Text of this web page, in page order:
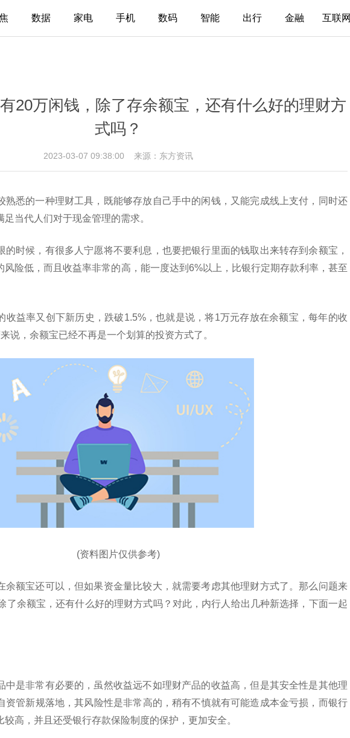
数据 家电 手机 数码 智能 出行 金融 互联网
20万闲钱，除了存余额宝，还有什么好的理财方
式吗？
2023-03-07 09:38:00 来源：东方资讯
熟悉的一种理财工具，既能够存放自己手中的闲钱，又能完成线上支付，同时还
当代人们对于现金管理的需求。
的时候，有很多人宁愿将不要利息，也要把银行里面的钱取出来转存到余额宝，
风险低，而且收益率非常的高，能一度达到6%以上，比银行定期存款利率，甚至
收益率又创下新历史，跌破1.5%，也就是说，将1万元存放在余额宝，每年的收
说，余额宝已经不再是一个划算的投资方式了。
(资料图片仅供参考)
余额宝还可以，但如果资金量比较大，就需要考虑其他理财方式了。那么问题来
了余额宝，还有什么好的理财方式吗？对此，内行人给出几种新选择，下面一起
中是非常有必要的，虽然收益远不如理财产品的收益高，但是其安全性是其他理
资管新规落地，其风险性是非常高的，稍有不慎就有可能造成本金亏损，而银行
高，并且还受银行存款保险制度的保护，更加安全。